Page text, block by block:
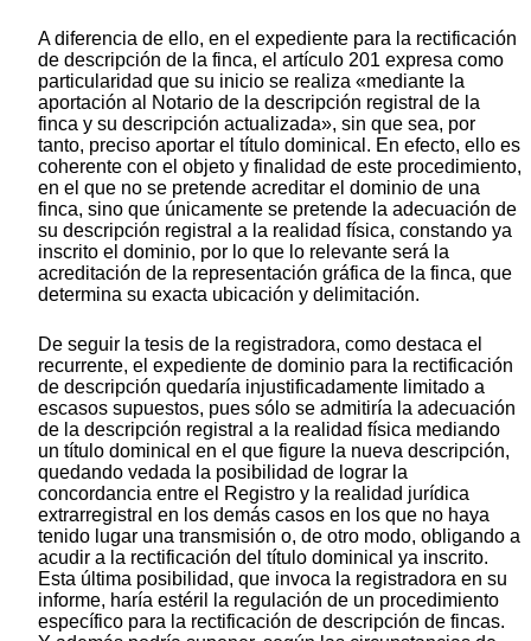
A diferencia de ello, en el expediente para la rectificación
de descripción de la finca, el artículo 201 expresa como
particularidad que su inicio se realiza «mediante la
aportación al Notario de la descripción registral de la
finca y su descripción actualizada», sin que sea, por
tanto, preciso aportar el título dominical. En efecto, ello es
coherente con el objeto y finalidad de este procedimiento,
en el que no se pretende acreditar el dominio de una
finca, sino que únicamente se pretende la adecuación de
su descripción registral a la realidad física, constando ya
inscrito el dominio, por lo que lo relevante será la
acreditación de la representación gráfica de la finca, que
determina su exacta ubicación y delimitación.
De seguir la tesis de la registradora, como destaca el
recurrente, el expediente de dominio para la rectificación
de descripción quedaría injustificadamente limitado a
escasos supuestos, pues sólo se admitiría la adecuación
de la descripción registral a la realidad física mediando
un título dominical en el que figure la nueva descripción,
quedando vedada la posibilidad de lograr la
concordancia entre el Registro y la realidad jurídica
extrarregistral en los demás casos en los que no haya
tenido lugar una transmisión o, de otro modo, obligando a
acudir a la rectificación del título dominical ya inscrito.
Esta última posibilidad, que invoca la registradora en su
informe, haría estéril la regulación de un procedimiento
específico para la rectificación de descripción de fincas.